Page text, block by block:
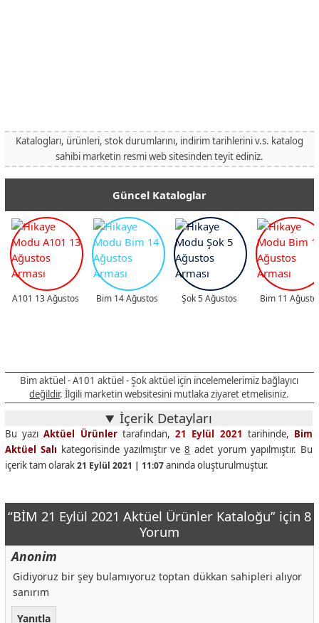
Katalogları, ürünleri, stok durumlarını, indirim tarihlerini v.s. katalog
sahibi marketin resmi web sitesinden teyit ediniz.
Güncel Kataloglar
A101 13 Ağustos Bim 14 Ağustos Şok 5 Ağustos Bim 11
Bim aktüel - A101 aktüel - Şok aktüel için incelemelerimiz bağlayıcı
değildir. İlgili marketin websitesini mutlaka ziyaret etmelisiniz.
İçerik Detayları
Bu yazıAktüel Ürünlertarafından,21 Eylül 2021 tarihinde, Bim
Aktüel Salı kategorisinde yazılmıştır ve8 adet yorum yapılmıştır. Bu
içerik tam olarak21 Eylül 2021 | 11:07anında oluşturulmuştur.
“BİM 21 Eylül 2021 Aktüel Ürünler Kataloğu” için 8
Yorum
Anonim
Gidiyoruz bir şey bulamıyoruz toptan dükkan sahipleri alıyor
sanırım
Yanıtla